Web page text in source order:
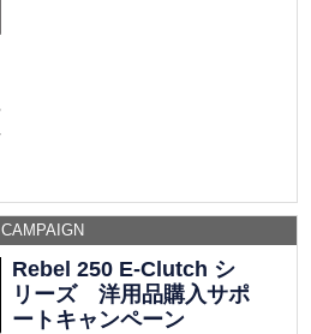
CAMPAIGN
Rebel 250 E-Clutch シ
リーズ 洋用品購入サポ
ートキャンペーン